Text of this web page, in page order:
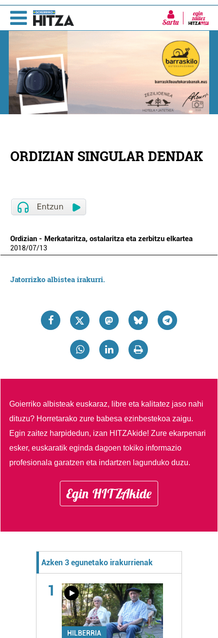
Sartu
ORDIZIAN SINGULAR DENDAK
Ordizian - Merkataritza, ostalaritza eta zerbitzu elkartea
2018/07/13
Jatorrizko albistea irakurri.
Goierriko albisteak euskaraz, libre eta kalitatez jaso nahi
dituzu? Horretarako zure babesa ezinbestekoa zaigu.
Egin zaitez harpidedun, izan HITZAkide!Zure ekarpenari
esker, euskaratik eginda dagoen tokiko informazio
profesionala garatzen eta indartzen lagunduko duzu.
Egin HITZAkide
Azken 3 egunetako irakurrienak
1
HILBERRIA